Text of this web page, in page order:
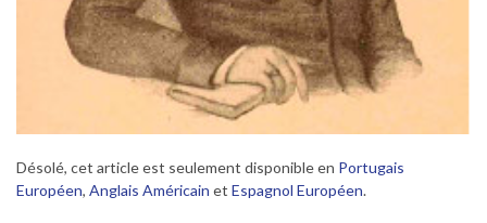
Désolé, cet article est seulement disponible en Portugais
Européen, Anglais Américain et Espagnol Européen.